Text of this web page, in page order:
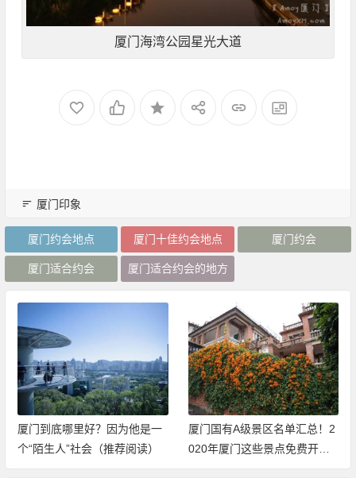
厦门海湾公园星光大道
厦门印象
厦门约会地点 厦门十佳约会地点 厦门约会
厦门适合约会 厦门适合约会的地方
厦门到底哪里好？因为他是一
个“陌生人”社会（推荐阅读）
厦门国有A级景区名单汇总！2
020年厦门这些景点免费开放
（持续更新中）